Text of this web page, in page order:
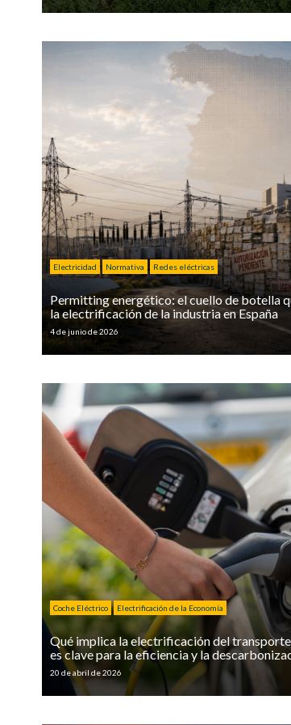
Electricidad Normativa Redes eléctricas
Permitting energético: el cuello de botella
la electrificación de la industria en España
4 de junio de 2026
Coche Eléctrico Electrificación de la Economía
Qué implica la electrificación del
es clave para la eficiencia y la
20 de abril de 2026